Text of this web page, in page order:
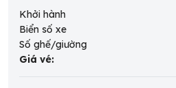
Khởi hành
Biển số xe
Số ghế/giường
Giá vé: